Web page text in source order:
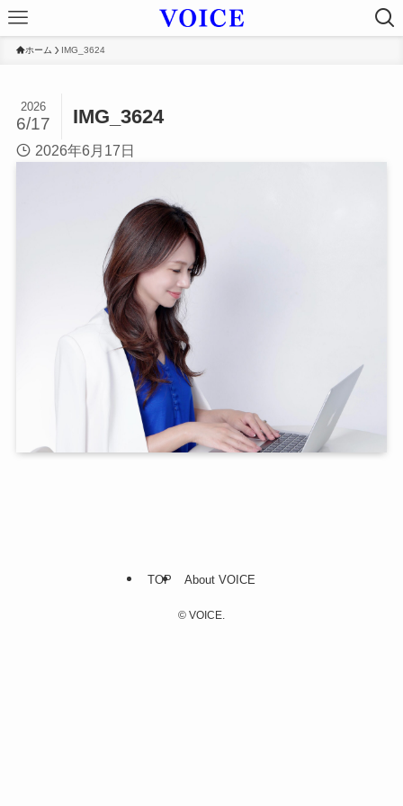
ホーム IMG_3624
IMG_3624
2026
6/17
2026年6月17日
TOP About VOICE
© VOICE.